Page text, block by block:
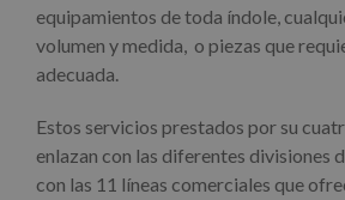
equipamientos de toda índole,
volumen y medida, o piezas que
adecuada.
Estos servicios prestados por su
enlazan con las diferentes divisiones
con las 11 líneas comerciales que